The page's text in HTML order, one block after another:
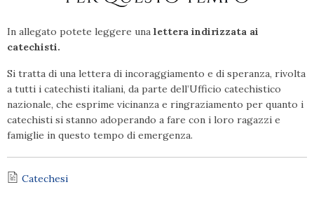
In allegato potete leggere una lettera indirizzata ai
catechisti.
Si tratta di una lettera di incoraggiamento e di speranza, rivolta
a tutti i catechisti italiani, da parte dell’Ufficio catechistico
nazionale, che esprime vicinanza e ringraziamento per quanto i
catechisti si stanno adoperando a fare con i loro ragazzi e
famiglie in questo tempo di emergenza.
Catechesi